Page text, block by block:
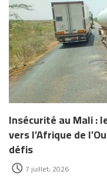
Insécurité au Mali :
vers l’Afrique de
défis
7 juillet، 2026